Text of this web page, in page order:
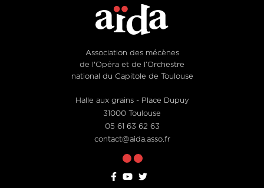
Association des mécènes
de l'Opéra et de l’Orchestre
national du Capitole de Toulouse
Halle aux grains - Place Dupuy
31000 Toulouse
05 61 63 62 63
contact@aida.asso.fr